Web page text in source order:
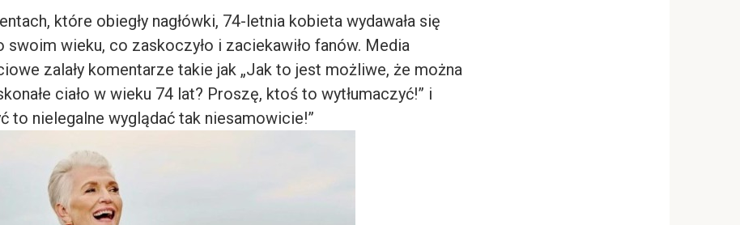
które obiegły nagłówki, 74-letnia kobieta wydawała się
swoim wieku, co zaskoczyło i zaciekawiło fanów. Media
zalały komentarze takie jak „Jak to jest możliwe, że można
ciało w wieku 74 lat? Proszę, ktoś to wytłumaczyć!” i
to nielegalne wyglądać tak niesamowicie!”